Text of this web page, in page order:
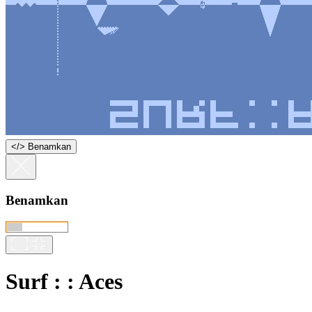
</> Benamkan
Benamkan
Surf : : Aces